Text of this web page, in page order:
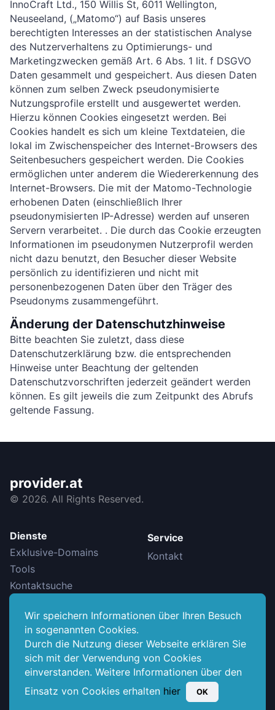
InnoCraft Ltd., 150 Willis St, 6011 Wellington,
Neuseeland, („Matomo“) auf Basis unseres
berechtigten Interesses an der statistischen Analyse
des Nutzerverhaltens zu Optimierungs- und
Marketingzwecken gemäß Art. 6 Abs. 1 lit. f DSGVO
Daten gesammelt und gespeichert. Aus diesen Daten
können zum selben Zweck pseudonymisierte
Nutzungsprofile erstellt und ausgewertet werden.
Hierzu können Cookies eingesetzt werden. Bei
Cookies handelt es sich um kleine Textdateien, die
lokal im Zwischenspeicher des Internet-Browsers des
Seitenbesuchers gespeichert werden. Die Cookies
ermöglichen unter anderem die Wiedererkennung des
Internet-Browsers. Die mit der Matomo-Technologie
erhobenen Daten (einschließlich Ihrer
pseudonymisierten IP-Adresse) werden auf unseren
Servern verarbeitet. . Die durch das Cookie erzeugten
Informationen im pseudonymen Nutzerprofil werden
nicht dazu benutzt, den Besucher dieser Website
persönlich zu identifizieren und nicht mit
personenbezogenen Daten über den Träger des
Pseudonyms zusammengeführt.
Änderung der Datenschutzhinweise
Bitte beachten Sie zuletzt, dass diese
Datenschutzerklärung bzw. die entsprechenden
Hinweise unter Beachtung der geltenden
Datenschutzvorschriften jederzeit geändert werden
können. Es gilt jeweils die zum Zeitpunkt des Abrufs
geltende Fassung.
provider.at
© 2026. All Rights Reserved.
Dienste
Exklusive-Domains
Tools
Kontaktsuche
Service
Kontakt
Info
Datenschutzerklärung
Domainvermittlungsvertrag
Impressum
AGB
Wir speichern Informationen über Ihren Besuch
in sogenannten Cookies.
Durch die Nutzung dieser Webseite erklären Sie
sich mit der Verwendung von Cookies
einverstanden. Weitere Informationen über den
Einsatz von Cookies erhalten hier OK